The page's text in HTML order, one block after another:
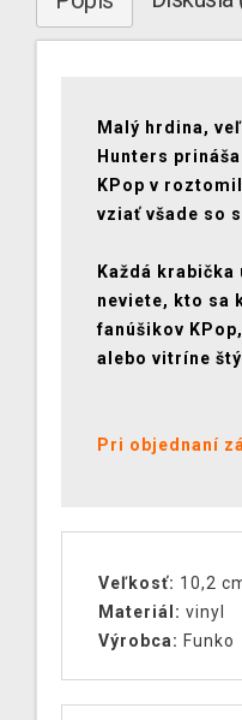
Malý hrdina,
Hunters
KPop v
vziať všade so
Každá
neviete, kto sa
fanúšikov
alebo vitríne
Pri objednaní
Veľkosť: 10,2
Materiál: vinyl
Výrobca: Funko